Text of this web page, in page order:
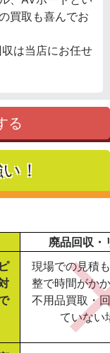
買取も喜んでお
は当店にお任せ
る
！
廃品回収・
現場での見積
整で時間がか
不用品買取・
ていない